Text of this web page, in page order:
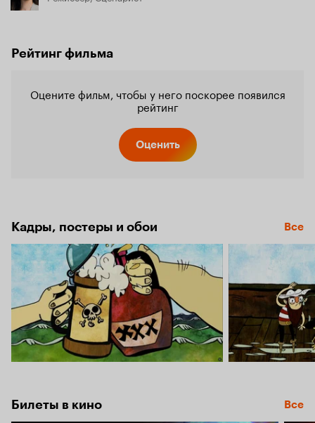
Рейтинг фильма
Оцените фильм, чтобы у него поскорее появился
рейтинг
Оценить
Кадры, постеры и обои Все
Билеты в кино Все